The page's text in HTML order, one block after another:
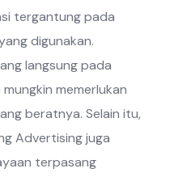
tergantung pada
digunakan.
langsung pada
memerlukan
beratnya. Selain itu,
Advertising juga
terpasang